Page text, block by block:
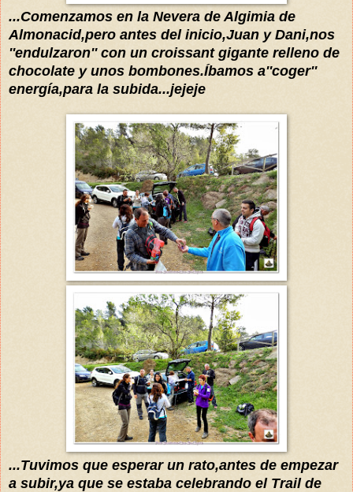
...Comenzamos en la Nevera de Algimia de
Almonacid,pero antes del inicio,Juan y Dani,nos
''endulzaron''con un croissantgigante relleno de
chocolate y unos bombones.Íbamos a''coger''
energía,para la subida...jejeje
...Tuvimos que esperar un rato,antes de empezar
a subir,ya que se estaba celebrando el Trail de